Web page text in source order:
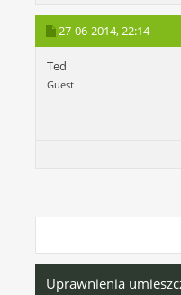
27-06-2014,22:14
Ted
Guest
Uprawnienia